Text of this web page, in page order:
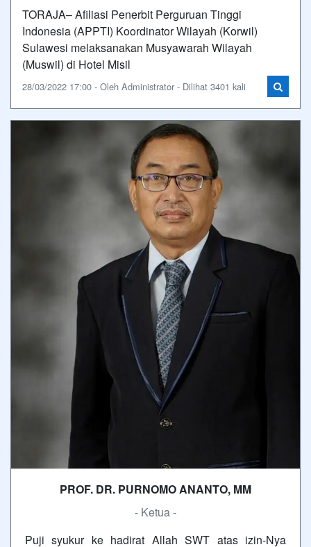
TORAJA– Afiliasi Penerbit Perguruan Tinggi
Indonesia (APPTI) Koordinator Wilayah (Korwil)
Sulawesi melaksanakan Musyawarah Wilayah
(Muswil) di Hotel Misil
28/03/2022 17:00 - Oleh Administrator - Dilihat 3401 kali
PROF. DR. PURNOMO ANANTO, MM
- Ketua -
Puji syukur ke hadirat Allah SWT atas izin-Nya